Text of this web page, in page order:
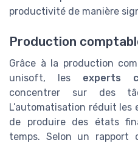
productivité de manière
Production
Grâce à la production
unisoft, les experts
concentrer sur des
L’automatisation réduit les
de produire des états
temps. Selon un rapport